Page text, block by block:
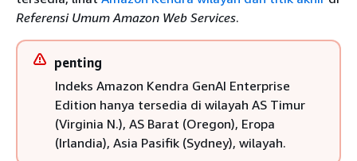
Referensi Umum Amazon Web Services.
penting
Indeks Amazon Kendra GenAI Enterprise
Edition hanya tersedia di wilayah AS Timur
(Virginia N.), AS Barat (Oregon), Eropa
(Irlandia), Asia Pasifik (Sydney), wilayah.